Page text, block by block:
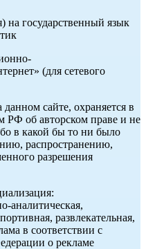
на государственный язык
(для сетевого
сайте, охраняется в
РФ об авторском праве и не
в какой бы то ни было
распространению,
разрешения
аналитическая,
развлекательная,
в соответствии с
о рекламе